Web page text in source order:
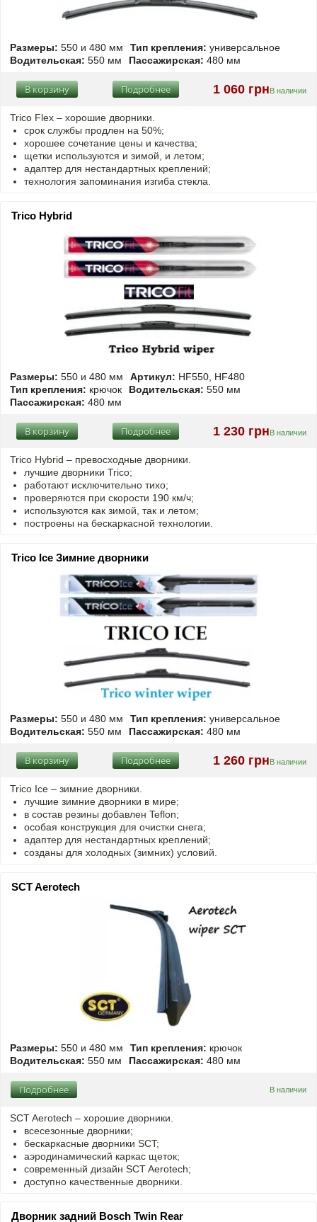
Размеры: 550 и 480 мм Тип крепления: универсальное
Водительская: 550 мм Пассажирская: 480 мм
1 060 грнВ наличии
Подробнее
В корзину
Trico Flex – хорошие дворники.
срок службы продлен на 50%;
хорошее сочетание цены и качества;
щетки используются и зимой, и летом;
адаптер для нестандартных креплений;
технология запоминания изгиба стекла.
Trico Hybrid
Размеры: 550 и 480 мм Артикул: HF550, HF480
Тип крепления: крючок Водительская: 550 мм
Пассажирская: 480 мм
1 230 грнВ наличии
Подробнее
В корзину
Trico Hybrid – превосходные дворники.
лучшие дворники Trico;
работают исключительно тихо;
проверяются при скорости 190 км/ч;
используются как зимой, так и летом;
построены на бескаркасной технологии.
Trico Ice Зимние дворники
Размеры: 550 и 480 мм Тип крепления: универсальное
Водительская: 550 мм Пассажирская: 480 мм
1 260 грнВ наличии
Подробнее
В корзину
Trico Ice – зимние дворники.
лучшие зимние дворники в мире;
в состав резины добавлен Teflon;
особая конструкция для очистки снега;
адаптер для нестандартных креплений;
созданы для холодных (зимних) условий.
SCT Aerotech
Размеры: 550 и 480 мм Тип крепления: крючок
Водительская: 550 мм Пассажирская: 480 мм
В наличии
Подробнее
SCT Aerotech – хорошие дворники.
всесезонные дворники;
бескаркасные дворники SCT;
аэродинамический каркас щеток;
современный дизайн SCT Aerotech;
доступно качественные дворники.
Дворник задний Bosch Twin Rear